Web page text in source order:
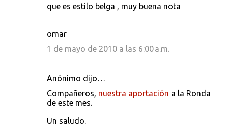
que es estilo belga , muy buena nota
omar
1 de mayo de 2010 a las 6:00 a.m.
Anónimo dijo…
Compañeros, nuestra aportación a la Ronda
de este mes.
Un saludo.